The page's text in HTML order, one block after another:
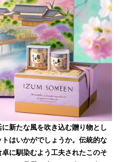
新たな風を吹き込む贈り物とし
はいかがでしょうか。伝統的な
に馴染むよう工夫されたこのそ